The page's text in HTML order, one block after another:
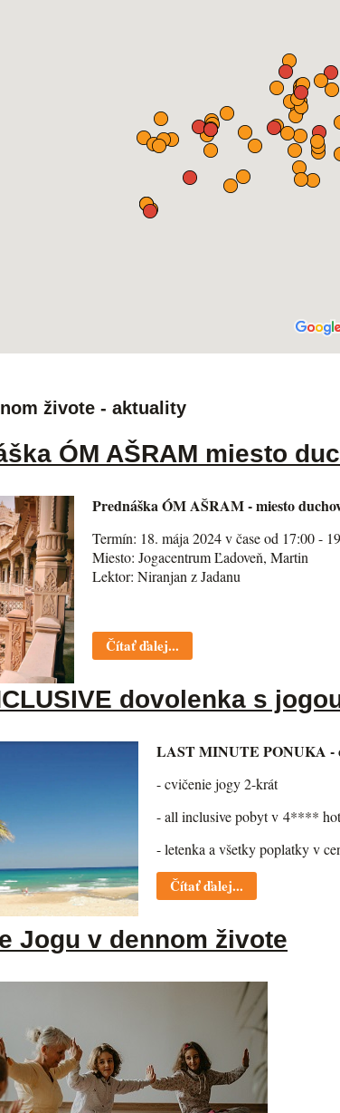
živote - aktuality
ÓM AŠRAM miesto
Prednáška ÓM AŠRAM - miesto
Termín: 18. mája 2024 v čase od 17:00 -
Miesto: Jogacentrum Ľadoveň, Martin
Lektor: Niranjan z Jadanu
Čítať ďalej...
dovolenka s
LAST MINUTE PONUKA -
- cvičenie jogy 2-krát
- all inclusive pobyt v 4****
- letenka a všetky poplatky v
Čítať ďalej...
Jogu v dennom živote